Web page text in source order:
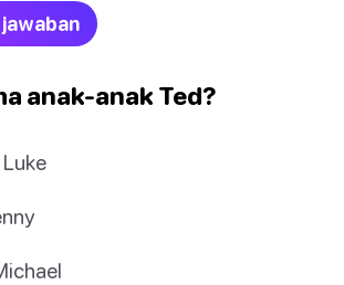
anak-anak Ted?